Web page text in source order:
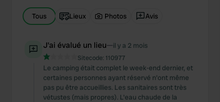
Tous Lieux Photos Avis
J'ai évalué un lieu—il y a 2 mois
Sitecode: 110977
Le camping était complet le week-end dernier, et
certaines personnes ayant réservé n'ont même
pas pu être accueillies. Les sanitaires sont très
vétustes (mais propres). L'eau chaude de la